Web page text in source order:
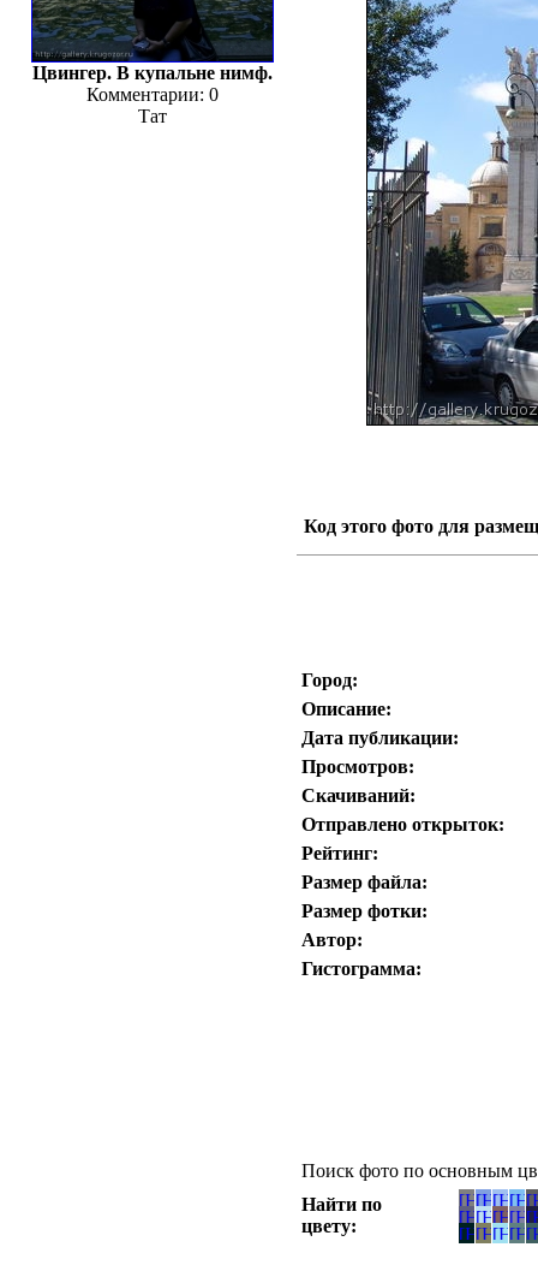
Цвингер. В купальне нимф.
Комментарии: 0
Тат
Код этого фото для
Город:
Описание:
Дата публикации:
Просмотров:
Скачиваний:
Отправлено открыток:
Рейтинг:
Размер файла:
Размер фотки:
Автор:
Гистограмма:
Поиск фото по основным
Найти по
цвету: